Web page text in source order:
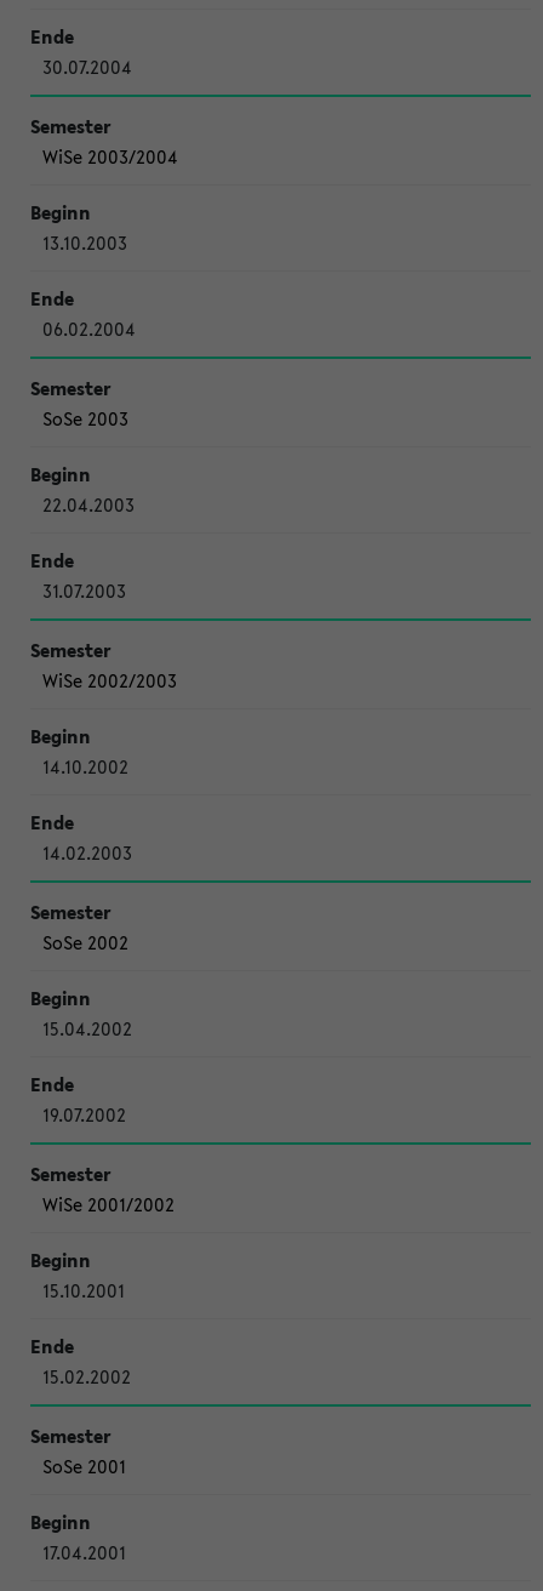
30.07.2004
WiSe 2003/2004
13.10.2003
06.02.2004
SoSe 2003
22.04.2003
31.07.2003
WiSe 2002/2003
14.10.2002
14.02.2003
SoSe 2002
15.04.2002
19.07.2002
WiSe 2001/2002
15.10.2001
15.02.2002
SoSe 2001
17.04.2001